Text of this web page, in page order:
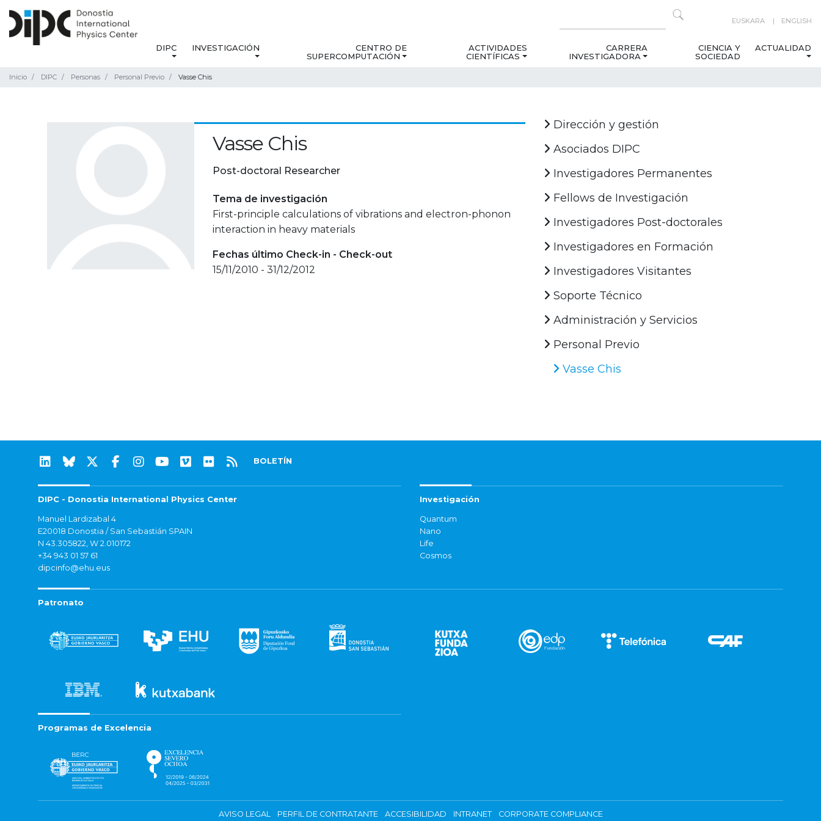
EUSKARA ENGLISH
DIPC INVESTIGACIÓN
CENTRO DE
SUPERCOMPUTACIÓN
ACTIVIDADES
CIENTÍFICAS
CARRERA
INVESTIGADORA
CIENCIA Y
SOCIEDAD
ACTUALIDAD
Inicio DIPC Personas Personal Previo Vasse Chis
Vasse Chis
Post-doctoral Researcher
Tema de investigación
First-principle calculations of vibrations and electron-phonon
interaction in heavy materials
Fechas último Check-in - Check-out
15/11/2010 - 31/12/2012
Dirección y gestión
Asociados DIPC
Investigadores Permanentes
Fellows de Investigación
Investigadores Post-doctorales
Investigadores en Formación
Investigadores Visitantes
Soporte Técnico
Administración y Servicios
Personal Previo
Vasse Chis
BOLETÍN
DIPC - Donostia International Physics Center
Manuel Lardizabal 4
E20018 Donostia / San Sebastián SPAIN
N 43.305822, W 2.010172
+34 943 01 57 61
dipcinfo@ehu.eus
Investigación
Quantum
Nano
Life
Cosmos
Patronato
Programas de Excelencia
AVISO LEGAL PERFIL DE CONTRATANTE ACCESIBILIDAD INTRANET CORPORATE COMPLIANCE